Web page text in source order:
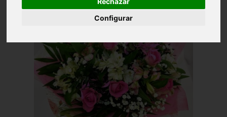
Configurar